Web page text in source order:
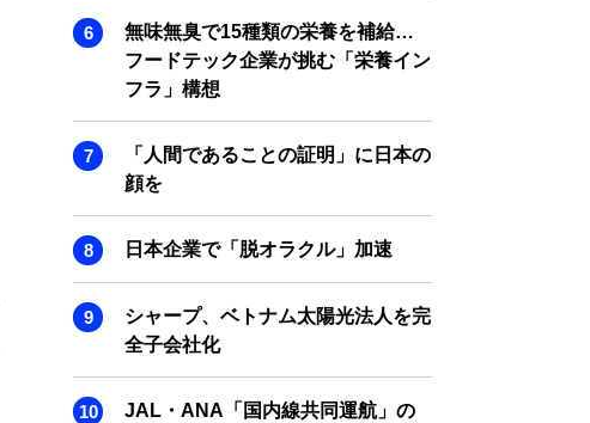
無味無臭で15種類の栄養を補給…
フードテック企業が挑む「栄養イン
フラ」構想
「人間であることの証明」に日本の
顔を
日本企業で「脱オラクル」加速
シャープ、ベトナム太陽光法人を完
全子会社化
JAL・ANA「国内線共同運航」の